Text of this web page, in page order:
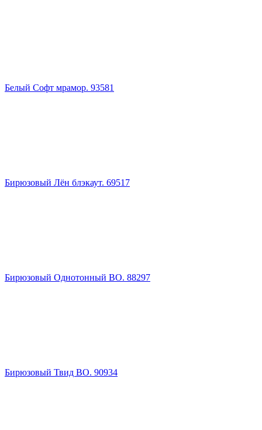
Белый Софт мрамор. 93581
Бирюзовый Лён блэкаут. 69517
Бирюзовый Однотонный BO. 88297
Бирюзовый Твид ВО. 90934